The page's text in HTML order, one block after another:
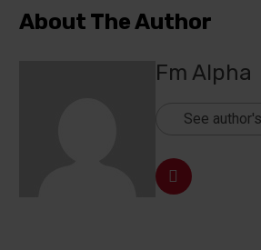
About The Author
Fm Alpha
See